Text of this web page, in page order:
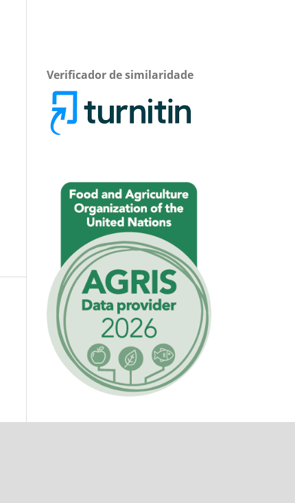
Verificador de similaridade